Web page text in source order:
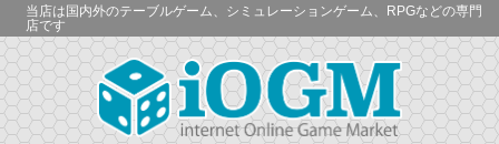
当店は国内外のテーブルゲーム、シミュレーションゲーム、RPGなどの専門
店です